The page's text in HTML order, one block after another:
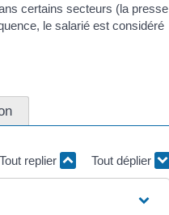
certains secteurs (la presse
le salarié est considéré
Tout replier Tout déplier